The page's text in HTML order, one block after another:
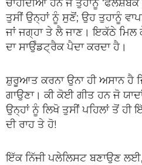
ਚਾਹੀਦੀਆਂ ਹਨ ਜੋ ਤੁਹਾਨੂੰ ‘ਫਲੈਸ਼ਬੈਕ
ਤੁਸੀਂ ਉਨ੍ਹਾਂ ਨੂੰ ਸੁਣੋਂ; ਉਹ ਤੁਹਾਨੂੰ
ਜਾਂ ਜਗ੍ਹਾ ਤੇ ਲੈ ਜਾਣ। ਇਕੱਠੇ ਮਿਲ
ਦਾ ਸਾਉੰਡਟ੍ਰੈਕ ਪੈਦਾ ਕਰਦਾ ਹੈ।
ਸ਼ੁਰੂਆਤ ਕਰਨਾ ਉਨਾ ਹੀ ਅਸਾਨ ਹੈ
ਗਾਉਣਾ। ਕੀ ਕੋਈ ਗੀਤ ਹਨ ਜੋ
ਉਨ੍ਹਾਂ ਨੂੰ ਲਿਖੋ ਤੁਸੀਂ ਪਹਿਲਾਂ ਤੋਂ ਹੀ
ਦੀ ਰਾਹ ਤੇ ਹੋ!
ਇੱਕ ਨਿੱਜੀ ਪਲੇਲਿਸਟ ਬਣਾਉਣ